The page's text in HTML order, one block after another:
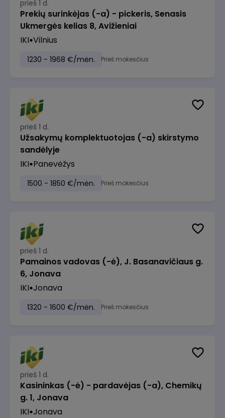
prieš 1 d.
Prekių surinkėjas (-a) - pickeris, Senasis
Ukmergės kelias 8, Avižieniai
IKI Vilnius
1230 - 1968 €/mėn. Prieš mokesčius
prieš 1 d.
Užsakymų komplektuotojas (-a) skirstymo
sandėlyje
IKI Panevėžys
1500 - 1850 €/mėn. Prieš mokesčius
prieš 1 d.
Pamainos vadovas (-ė), J. Basanavičiaus g.
6, Jonava
IKI Jonava
1320 - 1600 €/mėn. Prieš mokesčius
prieš 1 d.
Kasininkas (-ė) - pardavėjas (-a), Chemikų
g. 1, Jonava
IKI Jonava